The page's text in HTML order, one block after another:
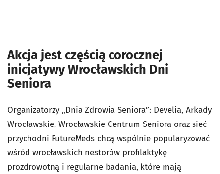
Akcja jest częścią corocznej
inicjatywy Wrocławskich Dni
Seniora
Organizatorzy „Dnia Zdrowia Seniora”: Develia, Arkady
Wrocławskie, Wrocławskie Centrum Seniora oraz sieć
przychodni FutureMeds chcą wspólnie popularyzować
wśród wrocławskich nestorów profilaktykę
prozdrowotną i regularne badania, które mają